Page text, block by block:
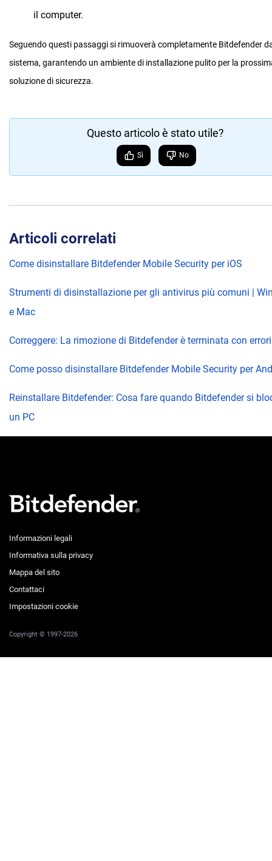
il computer.
Seguendo questi passaggi si rimuoverà completamente Bitdefender
sistema, garantendo un ambiente di installazione pulito per la
soluzione di sicurezza.
Questo articolo è stato utile?
Sì No
Articoli correlati
Come disinstallare Bitdefender Mobile Security per iOS
Strumenti di disinstallazione per gli antivirus più comuni |
e Mac
Correggere: La rimozione di Bitdefender è terminata con errori
Come posso disinstallare Bitdefender Mobile Security per
Reinstallare Bitdefender: Cosa fare quando Bitdefender si
un PC
Informazioni legali
Informativa sulla privacy
Mappa del sito
Contattaci
Impostazioni cookie
Copyright © 1997-2026